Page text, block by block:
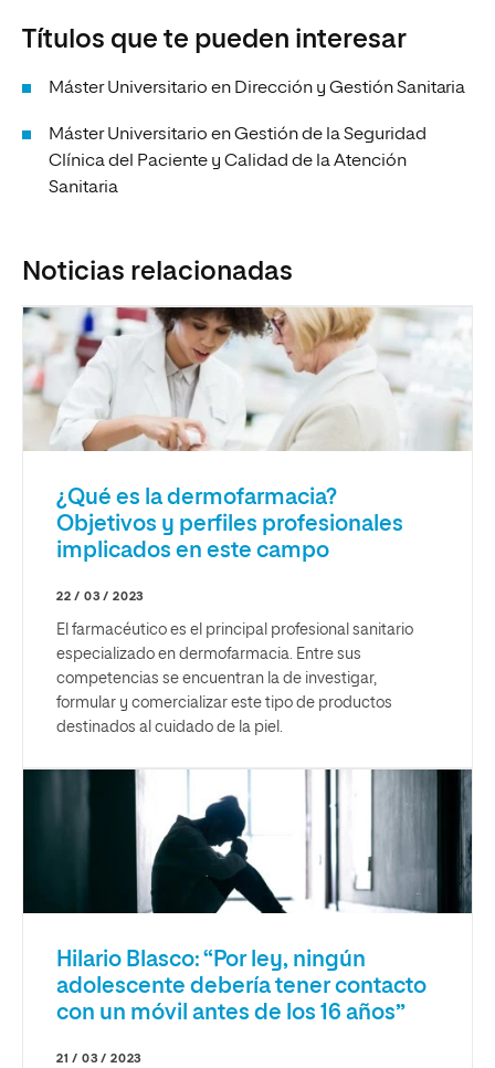
Títulos que te pueden interesar
Máster Universitario en Dirección y Gestión Sanitaria
Máster Universitario en Gestión de la Seguridad
Clínica del Paciente y Calidad de la Atención
Sanitaria
Noticias relacionadas
¿Qué es la dermofarmacia?
Objetivos y perfiles profesionales
implicados en este campo
22 / 03 / 2023
El farmacéutico es el principal profesional sanitario
especializado en dermofarmacia. Entre sus
competencias se encuentran la de investigar,
formular y comercializar este tipo de productos
destinados al cuidado de la piel.
Hilario Blasco: “Por ley, ningún
adolescente debería tener contacto
con un móvil antes de los 16 años”
21 / 03 / 2023